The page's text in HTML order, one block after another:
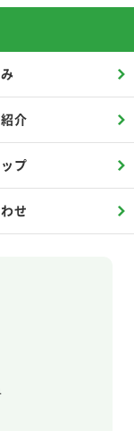
介
プ
せ